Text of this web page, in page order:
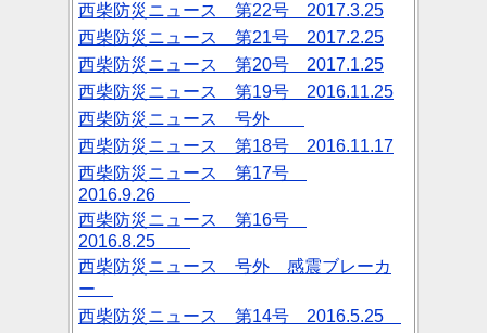
西柴防災ニュース 第22号 2017.3.25
西柴防災ニュース 第21号 2017.2.25
西柴防災ニュース 第20号 2017.1.25
西柴防災ニュース 第19号 2016.11.25
西柴防災ニュース 号外
西柴防災ニュース 第18号 2016.11.17
西柴防災ニュース 第17号
2016.9.26
西柴防災ニュース 第16号
2016.8.25
西柴防災ニュース 号外 感震ブレーカ
ー
西柴防災ニュース 第14号 2016.5.25